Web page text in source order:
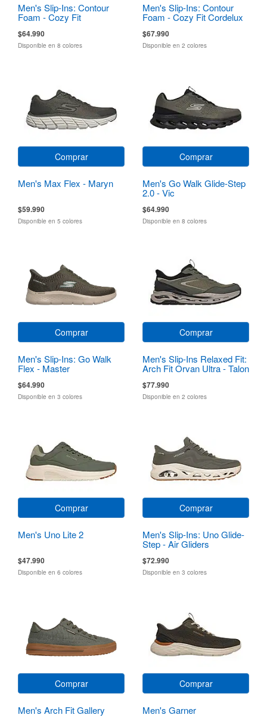
Men's Slip-Ins: Contour
Foam - Cozy Fit
$64.990
Disponible en 8 colores
Men's Slip-Ins: Contour
Foam - Cozy Fit Cordelux
$67.990
Disponible en 2 colores
Comprar
Men's Max Flex - Maryn
$59.990
Disponible en 5 colores
Comprar
Men's Go Walk Glide-Step
2.0 - Vic
$64.990
Disponible en 8 colores
Comprar
Men's Slip-Ins: Go Walk
Flex - Master
$64.990
Disponible en 3 colores
Comprar
Men's Slip-Ins Relaxed Fit:
Arch Fit Orvan Ultra - Talon
$77.990
Disponible en 2 colores
Comprar
Men's Uno Lite 2
$47.990
Disponible en 6 colores
Comprar
Men's Slip-Ins: Uno Glide-
Step - Air Gliders
$72.990
Disponible en 3 colores
Comprar
Men's Arch Fit Gallery
Comprar
Men's Garner